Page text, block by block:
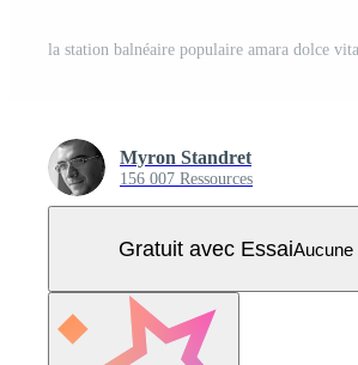
Myron Standret
156 007 Ressources
Gratuit avec EssaiAucune